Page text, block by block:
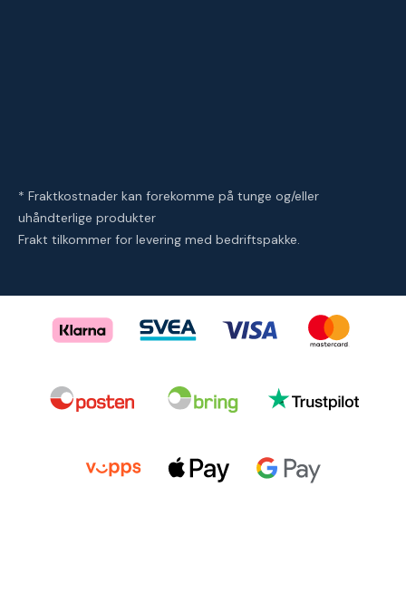
* Fraktkostnader kan forekomme på tunge og/eller
uhåndterlige produkter
Frakt tilkommer for levering med bedriftspakke.